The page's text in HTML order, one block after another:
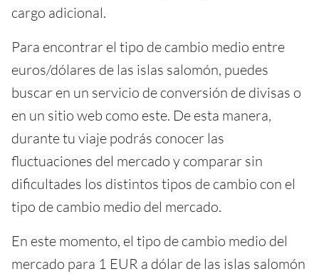
cargo adicional.
Para encontrar el tipo de cambio medio entre
euros/dólares de las islas salomón, puedes
buscar en un servicio de conversión de divisas o
en un sitio web como este. De esta manera,
durante tu viaje podrás conocer las
fluctuaciones del mercado y comparar sin
dificultades los distintos tipos de cambio con el
tipo de cambio medio del mercado.
En este momento, el tipo de cambio medio del
mercado para 1 EUR a dólar de las islas salomón